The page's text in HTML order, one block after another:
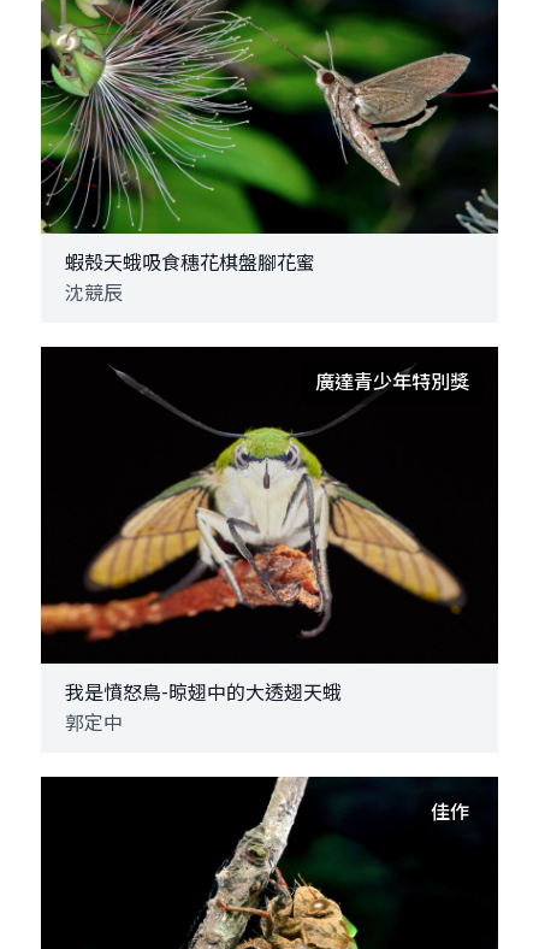
蝦殼天蛾吸食穗花棋盤腳花蜜
沈競辰
廣達青少年特別獎
我是憤怒鳥-晾翅中的大透翅天蛾
郭定中
佳作